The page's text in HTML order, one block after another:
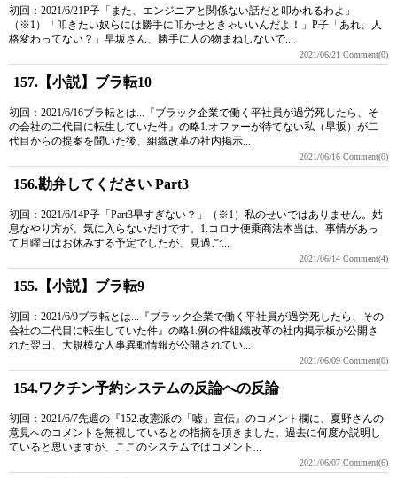
初回：2021/6/21P子「また、エンジニアと関係ない話だと叩かれるわよ」
（※1）「叩きたい奴らには勝手に叩かせときゃいいんだよ！」P子「あれ、人
格変わってない？」早坂さん、勝手に人の物まねしないで...
2021/06/21 Comment(0)
157.【小説】ブラ転10
初回：2021/6/16ブラ転とは...『ブラック企業で働く平社員が過労死したら、そ
の会社の二代目に転生していた件』の略1.オファーが待てない私（早坂）が二
代目からの提案を聞いた後、組織改革の社内掲示...
2021/06/16 Comment(0)
156.勘弁してください Part3
初回：2021/6/14P子「Part3早すぎない？」（※1）私のせいではありません。姑
息なやり方が、気に入らないだけです。1.コロナ便乗商法本当は、事情があっ
て月曜日はお休みする予定でしたが、見過ご...
2021/06/14 Comment(4)
155.【小説】ブラ転9
初回：2021/6/9ブラ転とは...『ブラック企業で働く平社員が過労死したら、その
会社の二代目に転生していた件』の略1.例の件組織改革の社内掲示板が公開さ
れた翌日、大規模な人事異動情報が公開されてい...
2021/06/09 Comment(0)
154.ワクチン予約システムの反論への反論
初回：2021/6/7先週の『152.改憲派の「嘘」宣伝』のコメント欄に、夏野さんの
意見へのコメントを無視しているとの指摘を頂きました。過去に何度か説明し
ていると思いますが、ここのシステムではコメント...
2021/06/07 Comment(6)